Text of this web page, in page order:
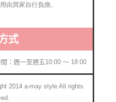
由買家自行負擔。
式
：週一至週五10:00 ～ 18:00
2014 a-may style All rights